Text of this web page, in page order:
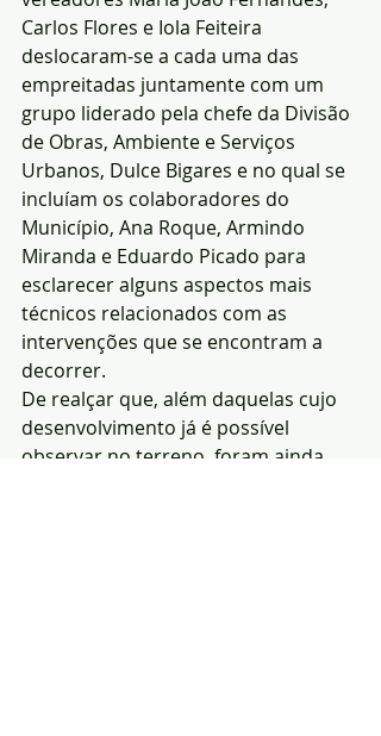
Carlos Flores e Iola Feiteira
deslocaram-se a cada uma das
empreitadas juntamente com um
grupo liderado pela chefe da Divisão
de Obras, Ambiente e Serviços
Urbanos, Dulce Bigares e no qual se
incluíam os colaboradores do
Município, Ana Roque, Armindo
Miranda e Eduardo Picado para
esclarecer alguns aspectos mais
técnicos relacionados com as
intervenções que se encontram a
decorrer.
De realçar que, além daquelas cujo
desenvolvimento já é possível
observar no terreno, foram ainda